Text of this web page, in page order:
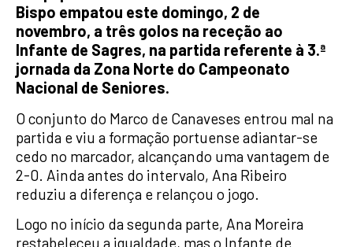
Bispo empatou este domingo, 2 de
novembro, a três golos na receção ao
Infante de Sagres, na partida referente à 3.ª
jornada da Zona Norte do Campeonato
Nacional de Seniores.
O conjunto do Marco de Canaveses entrou mal na
partida e viu a formação portuense adiantar-se
cedo no marcador, alcançando uma vantagem de
2-0. Ainda antes do intervalo, Ana Ribeiro
reduziu a diferença e relançou o jogo.
Logo no início da segunda parte, Ana Moreira
restabeleceu a igualdade, mas o Infante de